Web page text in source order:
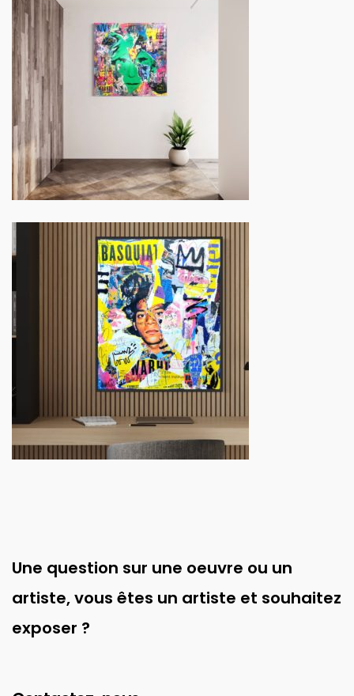
Une question sur une oeuvre ou un
artiste, vous êtes un artiste et souhaitez
exposer ?